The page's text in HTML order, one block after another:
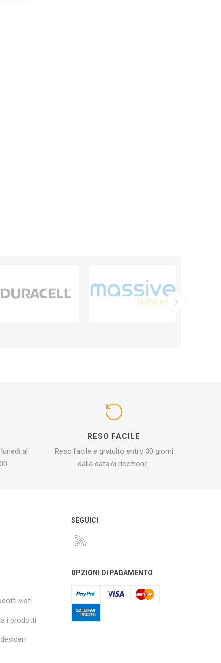
al
RESO FACILE
Reso facile e gratuito entro 30 giorni
dalla data di ricezione.
visti
i prodotti
SEGUICI
OPZIONI DI PAGAMENTO